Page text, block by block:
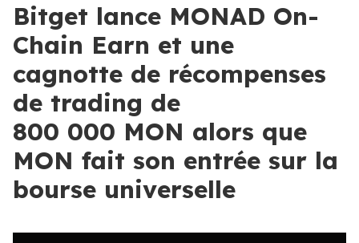
Bitget lance MONAD On-
Chain Earn et une
cagnotte de récompenses
de trading de
800 000 MON alors que
MON fait son entrée sur la
bourse universelle